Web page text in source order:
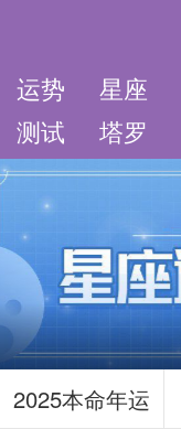
运势 星座
测试
塔罗
2025本命年运